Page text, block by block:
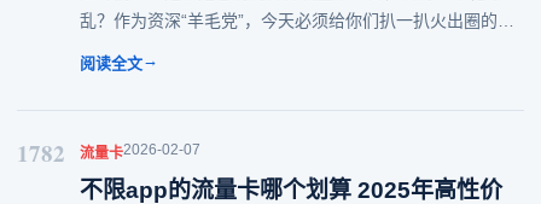
乱？作为资深“羊毛党”，今天必须给你们扒一扒火出圈的电
阅读全文→
1782 流量卡2026-02-07
不限app的流量卡哪个划算 2025年高性价